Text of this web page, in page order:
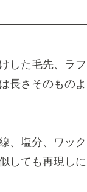
した毛先、ラ
長さそのもの
、塩分、ワッ
しても再現し